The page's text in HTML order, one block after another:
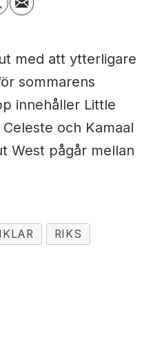
med att ytterligare
sommarens
innehåller Little
och Kamaal
West pågår mellan
RIKS